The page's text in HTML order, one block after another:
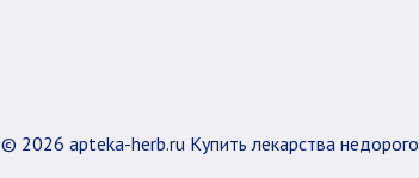
© 2026 apteka-herb.ru Купить лекарства недорого